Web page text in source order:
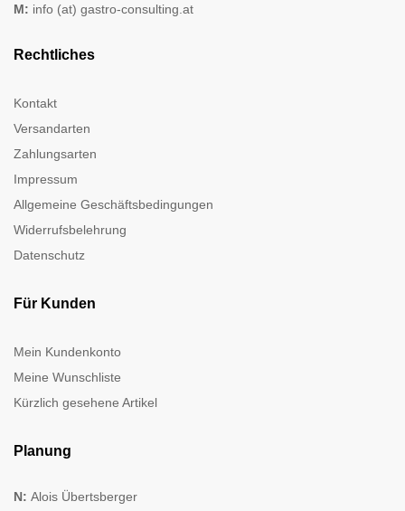
M: info (at) gastro-consulting.at
Rechtliches
Kontakt
Versandarten
Zahlungsarten
Impressum
Allgemeine Geschäftsbedingungen
Widerrufsbelehrung
Datenschutz
Für Kunden
Mein Kundenkonto
Meine Wunschliste
Kürzlich gesehene Artikel
Planung
N: Alois Übertsberger